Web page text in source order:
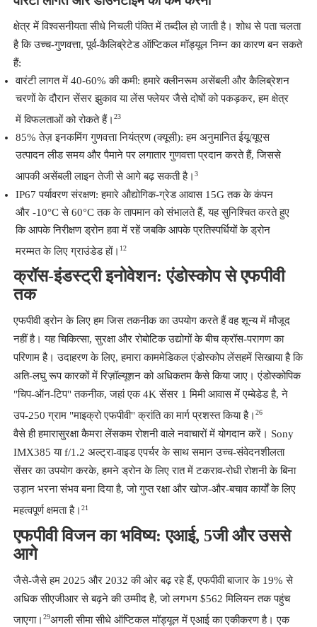
क्षेत्र में विश्वसनीयता सीधे निचली पंक्ति में तब्दील हो जाती है। शोध से पता चलता
है कि उच्च-गुणवत्ता, पूर्व-कैलिब्रेटेड ऑप्टिकल मॉड्यूल निम्न का कारण बन सकते
हैं:
वारंटी लागत में 40-60% की कमी: हमारे क्लीनरूम असेंबली और कैलिब्रेशन
चरणों के दौरान सेंसर झुकाव या लेंस फ्लेयर जैसे दोषों को पकड़कर, हम क्षेत्र
में विफलताओं को रोकते हैं। 23
85% तेज़ इनकमिंग गुणवत्ता नियंत्रण (क्यूसी): हम अनुमानित ईयू/यूएस
उत्पादन लीड समय और पैमाने पर लगातार गुणवत्ता प्रदान करते हैं, जिससे
आपकी असेंबली लाइन तेजी से आगे बढ़ सकती है। 3
IP67 पर्यावरण संरक्षण: हमारे औद्योगिक-ग्रेड आवास 15G तक के कंपन
और -10°C से 60°C तक के तापमान को संभालते हैं, यह सुनिश्चित करते हुए
कि आपके निरीक्षण ड्रोन हवा में रहें जबकि आपके प्रतिस्पर्धियों के ड्रोन
मरम्मत के लिए ग्राउंडेड हों। 12
क्रॉस-इंडस्ट्री इनोवेशन: एंडोस्कोप से एफपीवी
तक
एफपीवी ड्रोन के लिए हम जिस तकनीक का उपयोग करते हैं वह शून्य में मौजूद
नहीं है। यह चिकित्सा, सुरक्षा और रोबोटिक उद्योगों के बीच क्रॉस-परागण का
परिणाम है। उदाहरण के लिए, हमारा काममेडिकल एंडोस्कोप लेंसहमें सिखाया है कि
अति-लघु रूप कारकों में रिज़ॉल्यूशन को अधिकतम कैसे किया जाए। एंडोस्कोपिक
"चिप-ऑन-टिप" तकनीक, जहां एक 4K सेंसर 1 मिमी आवास में एम्बेडेड है, ने
उप-250 ग्राम "माइक्रो एफपीवी" क्रांति का मार्ग प्रशस्त किया है। 26
वैसे ही हमारासुरक्षा कैमरा लेंसकम रोशनी वाले नवाचारों में योगदान करें। Sony
IMX385 या f/1.2 अल्ट्रा-वाइड एपर्चर के साथ समान उच्च-संवेदनशीलता
सेंसर का उपयोग करके, हमने ड्रोन के लिए रात में टकराव-रोधी रोशनी के बिना
उड़ान भरना संभव बना दिया है, जो गुप्त रक्षा और खोज-और-बचाव कार्यों के लिए
महत्वपूर्ण क्षमता है। 21
एफपीवी विजन का भविष्य: एआई, 5जी और उससे
आगे
जैसे-जैसे हम 2025 और 2032 की ओर बढ़ रहे हैं, एफपीवी बाजार के 19% से
अधिक सीएजीआर से बढ़ने की उम्मीद है, जो लगभग $562 मिलियन तक पहुंच
जाएगा। 29अगली सीमा सीधे ऑप्टिकल मॉड्यूल में एआई का एकीकरण है। एक